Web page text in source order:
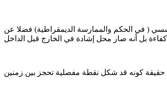
( في الحكم والممارسة الديمقراطية) فضلا عن